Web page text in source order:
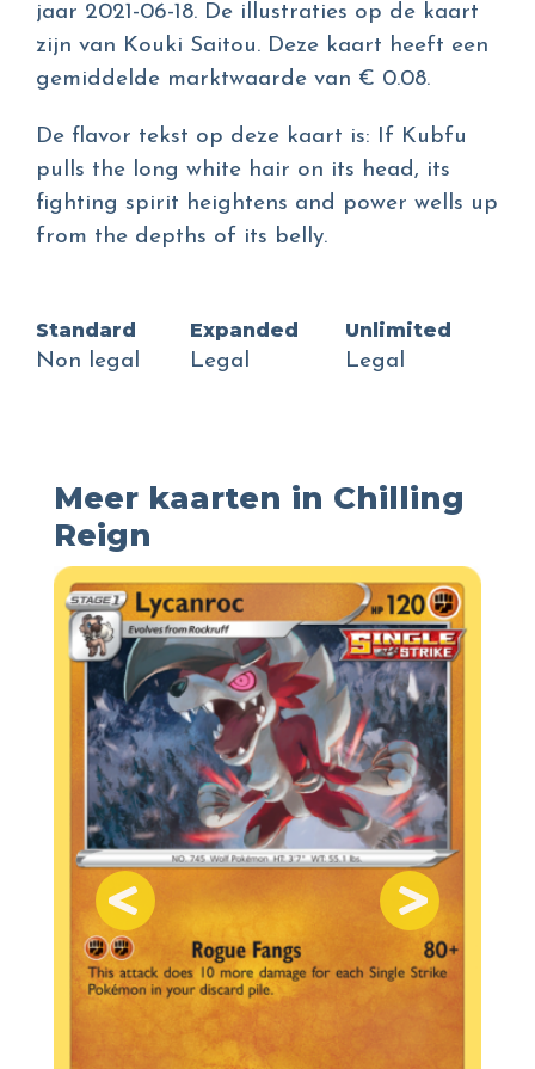
jaar 2021-06-18. De illustraties op de kaart
zijn van Kouki Saitou. Deze kaart heeft een
gemiddelde marktwaarde van € 0.08.
De flavor tekst op deze kaart is: If Kubfu
pulls the long white hair on its head, its
fighting spirit heightens and power wells up
from the depths of its belly.
Standard
Non legal
Expanded
Legal
Unlimited
Legal
Meer kaarten in Chilling
Reign